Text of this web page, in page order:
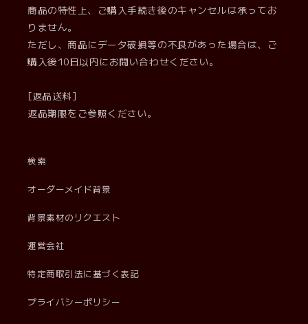
商品の特性上、ご購入手続き後のキャンセルは承ってお
りません。
ただし、商品にデータ破損等の不良があった場合は、ご
購入後10日以内にお問い合わせください。
[返品送料]
返品期限をご参照ください。
検索
オーダーメイド背景
背景素材のリクエスト
運営会社
特定商取引法に基づく表記
プライバシーポリシー